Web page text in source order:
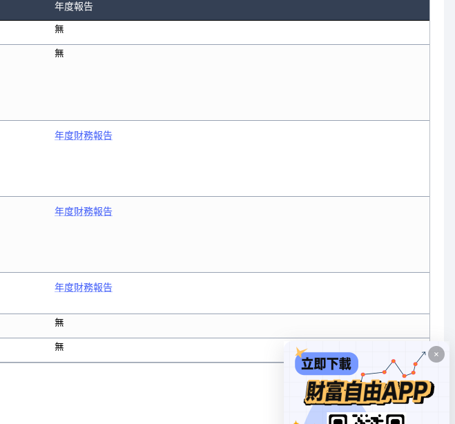
年度報告
無
無
年度財務報告
年度財務報告
年度財務報告
無
無